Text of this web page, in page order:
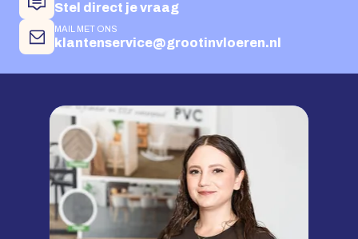
Stel direct je vraag
MAIL MET ONS
klantenservice@grootinvloeren.nl